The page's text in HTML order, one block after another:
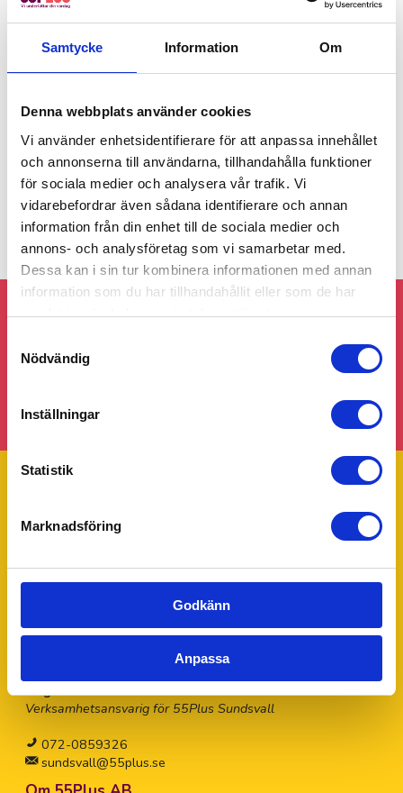
Samtycke Information Om
Denna webbplats använder cookies
Vi använder enhetsidentifierare för att anpassa innehållet
och annonserna till användarna, tillhandahålla funktioner
för sociala medier och analysera vår trafik. Vi
vidarebefordrar även sådana identifierare och annan
information från din enhet till de sociala medier och
annons- och analysföretag som vi samarbetar med.
Dessa kan i sin tur kombinera informationen med annan
information som du har tillhandahållit eller som de har
samlat in när du har använt deras tjänster.
Nödvändig
Inställningar
Statistik
Marknadsföring
Godkänn
Anpassa
Genom att gå vidare accepterar du vår
integritets- och
webbplatspolicy.
Följ gärna 55Plus Sundsvall på sociala
Trustpilot
frågor eller funderingar tveka inte att kontakta Magdalena
för personlig hjälp.
Verksamhetsansvarig för 55Plus Sundsvall
072-0859326
sundsvall@55plus.se